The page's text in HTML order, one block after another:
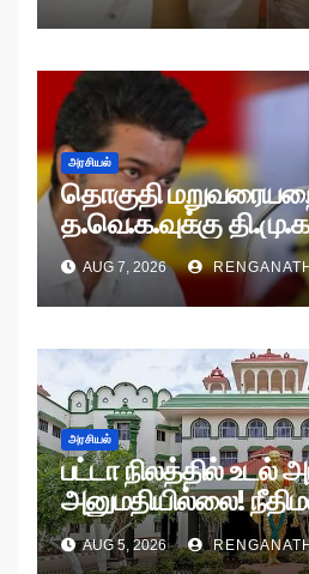
அரசியல்
தொகுதி
த.வெ.க.வுக்கு
AUG 7, 2026
அரசியல்
பட்டா நிலத்தில் உடல்
அனுமதியில்லை!
உத்தரவு!
AUG 5, 2026